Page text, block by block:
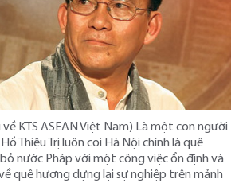
KTS ASEAN Việt Nam) Là một con người
Thiệu Trị luôn coi Hà Nội chính là quê
bỏ nước Pháp với một công việc ổn định và
quê hương dựng lại sự nghiệp trên mảnh